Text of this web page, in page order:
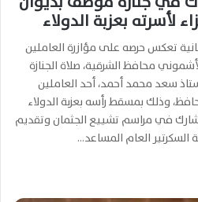
لأسرته بعزبة الدولاء
تعكس حرصه على مؤازرة العاملين
محافظ الشرقية، صلاة الجنازة
سعد محمد أحمد، أحد العاملين
وذلك بمسقط رأسه بعزبة الدولاء
وشارك في مراسم تشييع الجثمان وتقديم
السكرتير العام المساعد…